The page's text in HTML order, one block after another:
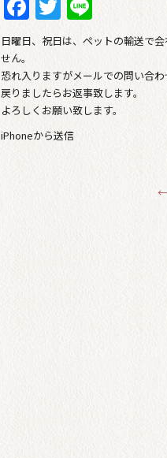
Facebook
Twitter
日曜日、祝日は、ペットの輸送で
せん。
恐れ入りますがメールでの問い合わ
戻りましたらお返事致します。
よろしくお願い致します。
iPhoneから送信
←